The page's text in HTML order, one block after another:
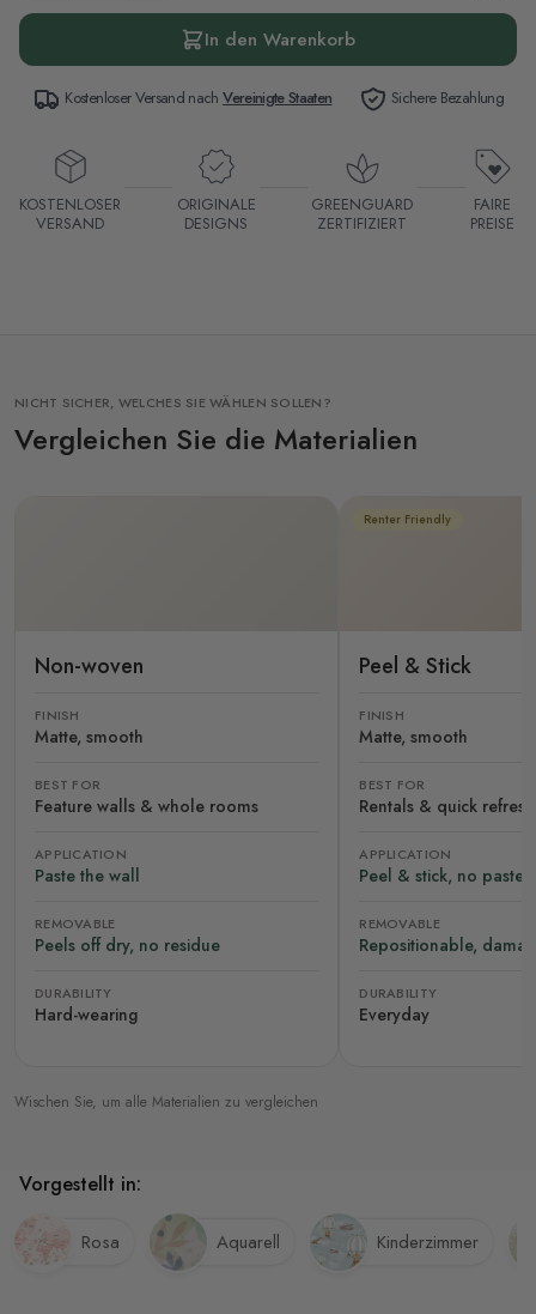
In den Warenkorb
Kostenloser Versand nachVereinigte Staaten Sichere Bezahlung
KOSTENLOSER
VERSAND
ORIGINALE
DESIGNS
GREENGUARD
ZERTIFIZIERT
FAIRE
PREISE
NICHT SICHER, WELCHES SIE WÄHLEN SOLLEN?
Vergleichen Sie die Materialien
Non-woven
FINISH
Matte, smooth
BEST FOR
Feature walls & whole rooms
APPLICATION
Paste the wall
REMOVABLE
Peels off dry, no residue
DURABILITY
Hard-wearing
Renter Friendly
Peel & Stick
FINISH
Matte, smooth
BEST FOR
Rentals & quick
APPLICATION
Peel & stick, no paste
REMOVABLE
Repositionable,
DURABILITY
Everyday
Wischen Sie, um alle Materialien zu vergleichen
Vorgestellt in:
Rosa Aquarell Kinderzimmer